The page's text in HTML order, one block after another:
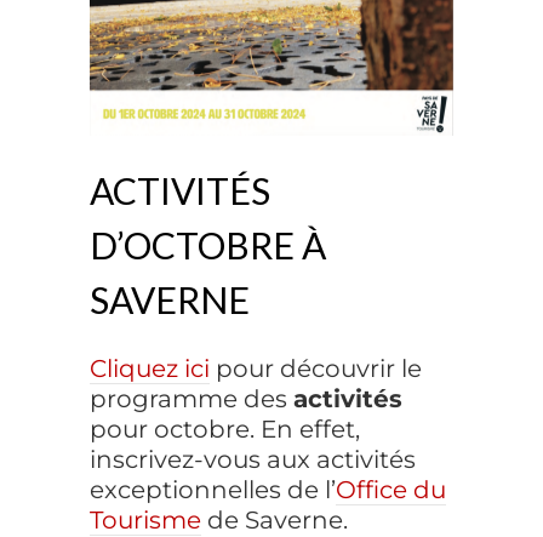
ACTIVITÉS
D’OCTOBRE À
SAVERNE
Cliquez ici pour découvrir le
programme des activités
pour octobre. En effet,
inscrivez-vous aux activités
exceptionnelles de l’Office du
Tourisme de Saverne.